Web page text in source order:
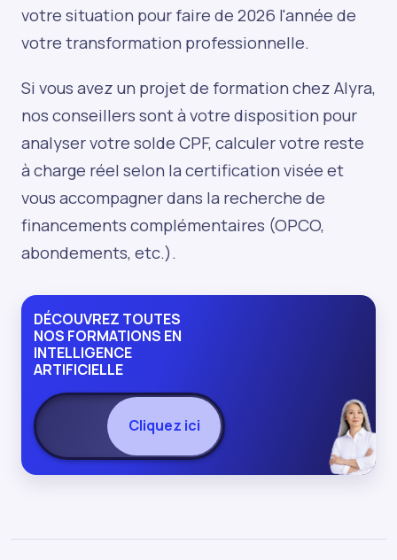
votre situation pour faire de 2026 l'année de
votre transformation professionnelle.
Si vous avez un projet de formation chez Alyra,
nos conseillers sont à votre disposition pour
analyser votre solde CPF, calculer votre reste
à charge réel selon la certification visée et
vous accompagner dans la recherche de
financements complémentaires (OPCO,
abondements, etc.).
DÉCOUVREZ TOUTES
NOS FORMATIONS EN
INTELLIGENCE
ARTIFICIELLE
Cliquez ici